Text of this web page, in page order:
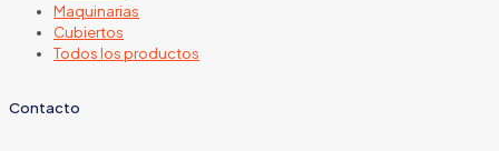
Maquinarias
Cubiertos
Todos los productos
Contacto